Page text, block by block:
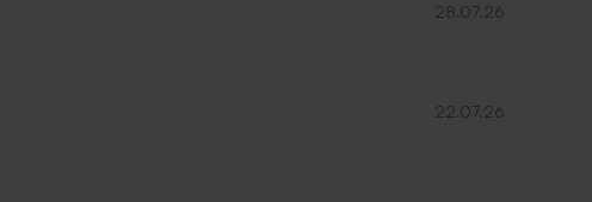
28.07.26
22.07.26